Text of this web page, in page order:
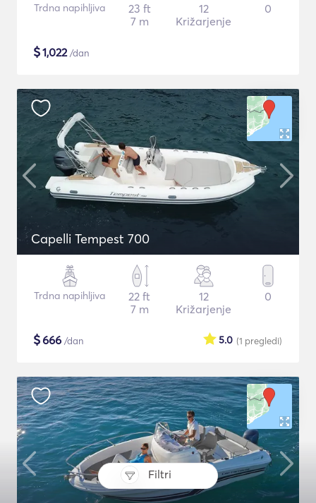
Filtri
Trdna napihljiva
23 ft
7 m
12
Križarjenje
0
$1,022/dan
Capelli Tempest 700
Trdna napihljiva
22 ft
7 m
12
Križarjenje
0
$666 /dan (1 pregledi)
5.0